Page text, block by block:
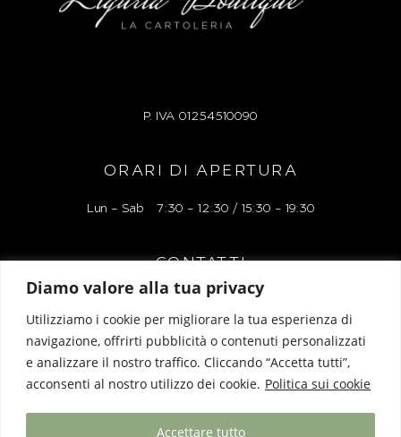
Diamo valore alla tua privacy
Utilizziamo i cookie per migliorare la tua esperienza di
navigazione, offrirti pubblicità o contenuti personalizzati
e analizzare il nostro traffico. Cliccando “Accetta tutti”,
acconsenti al nostro utilizzo dei cookie. Politica sui cookie
Accettare tutto
P. IVA 01254510090
ORARI DI APERTURA
Lun – Sab 7:30 – 12:30 / 15:30 – 19:30
CONTATTI
Via Alessandro Manzoni 38r, 17100 Savona
Tel: 019 827248
Mail: liguriaboutiquelacartoleria@gmail.com